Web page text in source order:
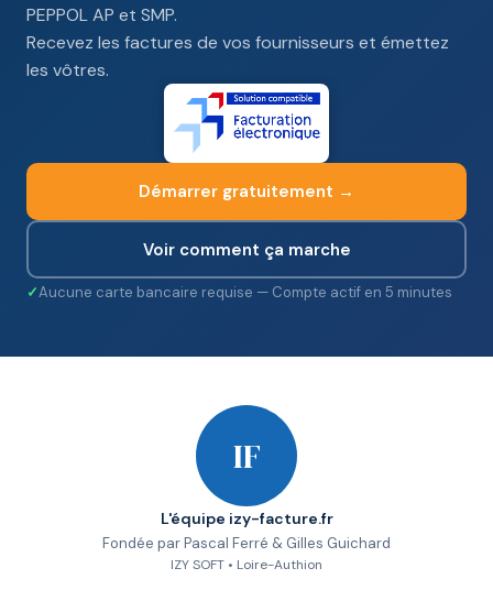
PEPPOL AP et SMP.
Recevez les factures de vos fournisseurs et émettez
les vôtres.
Démarrer gratuitement →
Voir comment ça marche
Aucune carte bancaire requise — Compte actif en 5 minutes
IF
L'équipe izy-facture.fr
Fondée par Pascal Ferré & Gilles Guichard
IZY SOFT • Loire-Authion